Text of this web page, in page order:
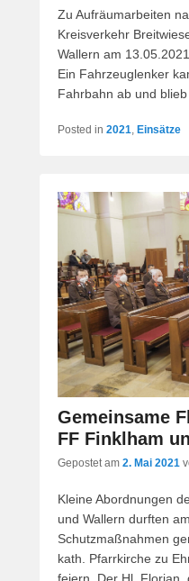
Zu Aufräumarbeiten
Kreisverkehr
Wallern am
Ein Fahrzeuglenker
Fahrbahn ab und blieb
Posted in 2021 Einsätze
Gemeinsame
FF Finklham
Gepostet am 2. Mai 2021
Kleine Abordnungen
und Wallern durften
Schutzmaßnahmen
kath. Pfarrkirche zu
feiern. Der Hl. Florian,